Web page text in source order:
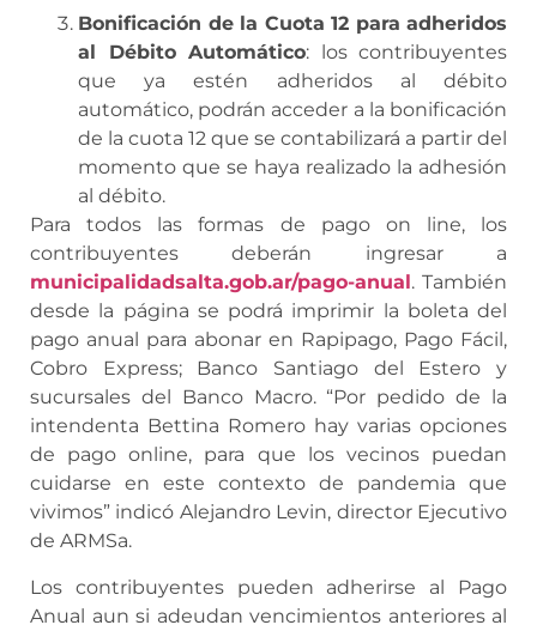
Bonificación de la Cuota 12 para adheridos
al Débito Automático: los contribuyentes
que ya estén adheridos al débito
automático, podrán acceder a la bonificación
de la cuota 12 que se contabilizará a partir del
momento que se haya realizado la adhesión
al débito.
Para todos las formas de pago on line, los
contribuyentes deberán ingresar a
municipalidadsalta.gob.ar/pago-anual. También
desde la página se podrá imprimir la boleta del
pago anual para abonar en Rapipago, Pago Fácil,
Cobro Express; Banco Santiago del Estero y
sucursales del Banco Macro. “Por pedido de la
intendenta Bettina Romero hay varias opciones
de pago online, para que los vecinos puedan
cuidarse en este contexto de pandemia que
vivimos” indicó Alejandro Levin, director Ejecutivo
de ARMSa.
Los contribuyentes pueden adherirse al Pago
Anual aun si adeudan vencimientos anteriores al